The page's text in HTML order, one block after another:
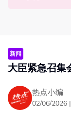
新闻
大臣紧急召集
热点小编
02/06/2026